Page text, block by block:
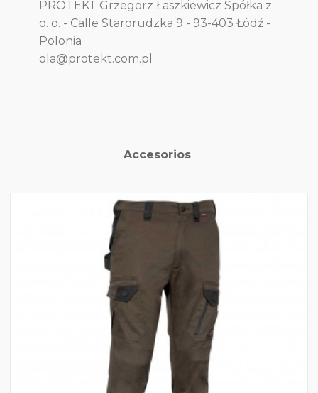
PROTEKT Grzegorz Łaszkiewicz Spółka z
o. o. - Calle Starorudzka 9 - 93-403 Łódź -
Polonia
ola@protekt.com.pl
Accesorios